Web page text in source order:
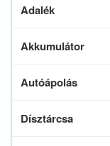
Adalék
Akkumulátor
Autóápolás
Dísztárcsa